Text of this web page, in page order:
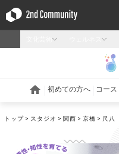
トップ スタジオ 関西 京橋 尺八